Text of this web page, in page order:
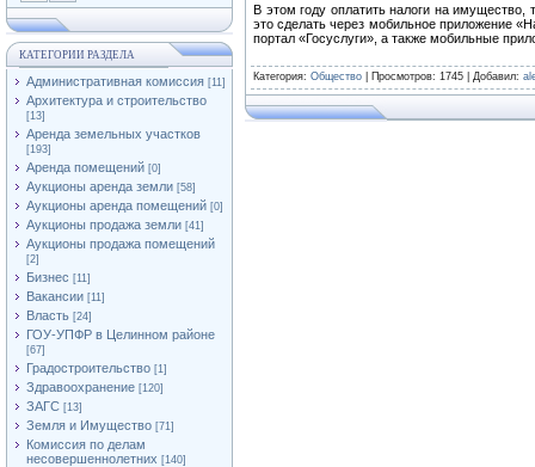
КАТЕГОРИИ РАЗДЕЛА
Административная комиссия [11]
Архитектура и строительство
[13]
Аренда земельных участков
[193]
Аренда помещений [0]
Аукционы аренда земли [58]
Аукционы аренда помещений [0]
Аукционы продажа земли [41]
Аукционы продажа помещений
[2]
Бизнес [11]
Вакансии [11]
Власть [24]
ГОУ-УПФР в Целинном районе
[67]
Градостроительство [1]
Здравоохранение [120]
ЗАГС [13]
Земля и Имущество [71]
Комиссия по делам
несовершеннолетних [140]
В этом году оплатить налоги на
это сделать через мобильное приложение
портал «Госуслуги», а также мобильные
Категория: Общество Просмотров: 1745 | Добавил: